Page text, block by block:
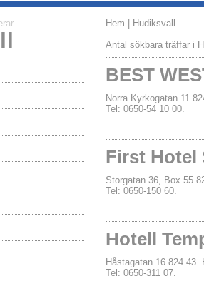
Hem | Hudiksvall
Antal sökbara träffar i
BEST
Norra Kyrkogatan
Tel: 0650-54 10 00.
First Hotel
Storgatan 36, Box
Tel: 0650-150 60.
Hotell
Håstagatan 16.824 43
Tel: 0650-311 07.